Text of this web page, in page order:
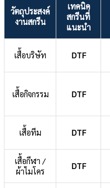
วัตถุประสงค์
งานสกรีน
เทคนิค
สกรีนที่
แนะนำ
เสื้อบริษัท DTF
เสื้อกิจกรรม DTF
เสื้อทีม DTF
เสื้อกีฬา /
ผ้าไมโคร
DTF